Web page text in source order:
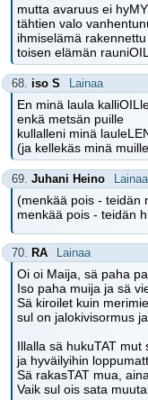
mutta avaruus ei
tähtien valo
ihmiselämä rakennettu
toisen elämän
68. iso S Lainaa
En minä laula
enkä metsän puille
kullalleni minä
(ja kellekäs minä
69. Juhani Heino Lainaa
(menkää pois - teidän
menkää pois - teidän
70. RA Lainaa
Oi oi Maija, sä paha
Iso paha muija ja sä
Sä kiroilet kuin
sul on jalokivisormus
Illalla sä hukuTAT mut
ja hyväilyihin
Sä rakasTAT mua,
Vaik sul ois sata